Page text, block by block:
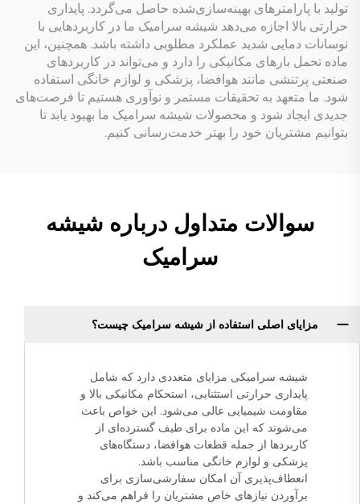
تولید با پارامترهای بهینه‌سازی‌شده حاصل می‌گردد. پایداری
حرارتی بالا اجازه می‌دهد شیشه سرامیک ما در کاربردهایی با
نوسانات دمایی شدید عملکرد مطلوبی داشته باشد. همچنین، این
ماده تحمل بارهای مکانیکی را دارد و می‌تواند در کاربردهای
صنعتی پرتنشی مانند هوافضا، پزشکی و لوازم خانگی استفاده
شود. ما متعهد به تحقیقات مستمر و نوآوری هستیم تا فرصت‌های
جدیدی ایجاد شود و محصولات شیشه سرامیک ما بهبود یابد تا
بتوانیم مشتریان خود را بهتر خدمت‌رسانی کنیم.
سوالات متداول درباره شیشه
سرامیک
مزایای اصلی استفاده از شیشه سرامیک چیست؟
شیشه سرامیکی مزایای متعددی دارد که شامل
پایداری حرارتی استثنایی، استحکام مکانیکی بالا و
مقاومت شیمیایی عالی می‌شود. این خواص باعث
می‌شوند که این ماده برای طیف گسترده‌ای از
کاربردها از جمله قطعات هوافضا، دستگاه‌های
پزشکی و لوازم خانگی مناسب باشد.
انعطاف‌پذیری آن امکان سفارشی‌سازی برای
برآوردن نیازهای خاص مشتریان را فراهم می‌کند و